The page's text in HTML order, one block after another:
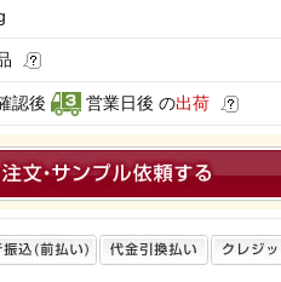
認後 営業日後 の出荷